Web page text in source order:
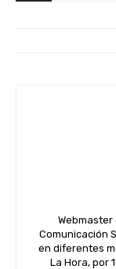
Comunicación
en diferentes
La Hora, por